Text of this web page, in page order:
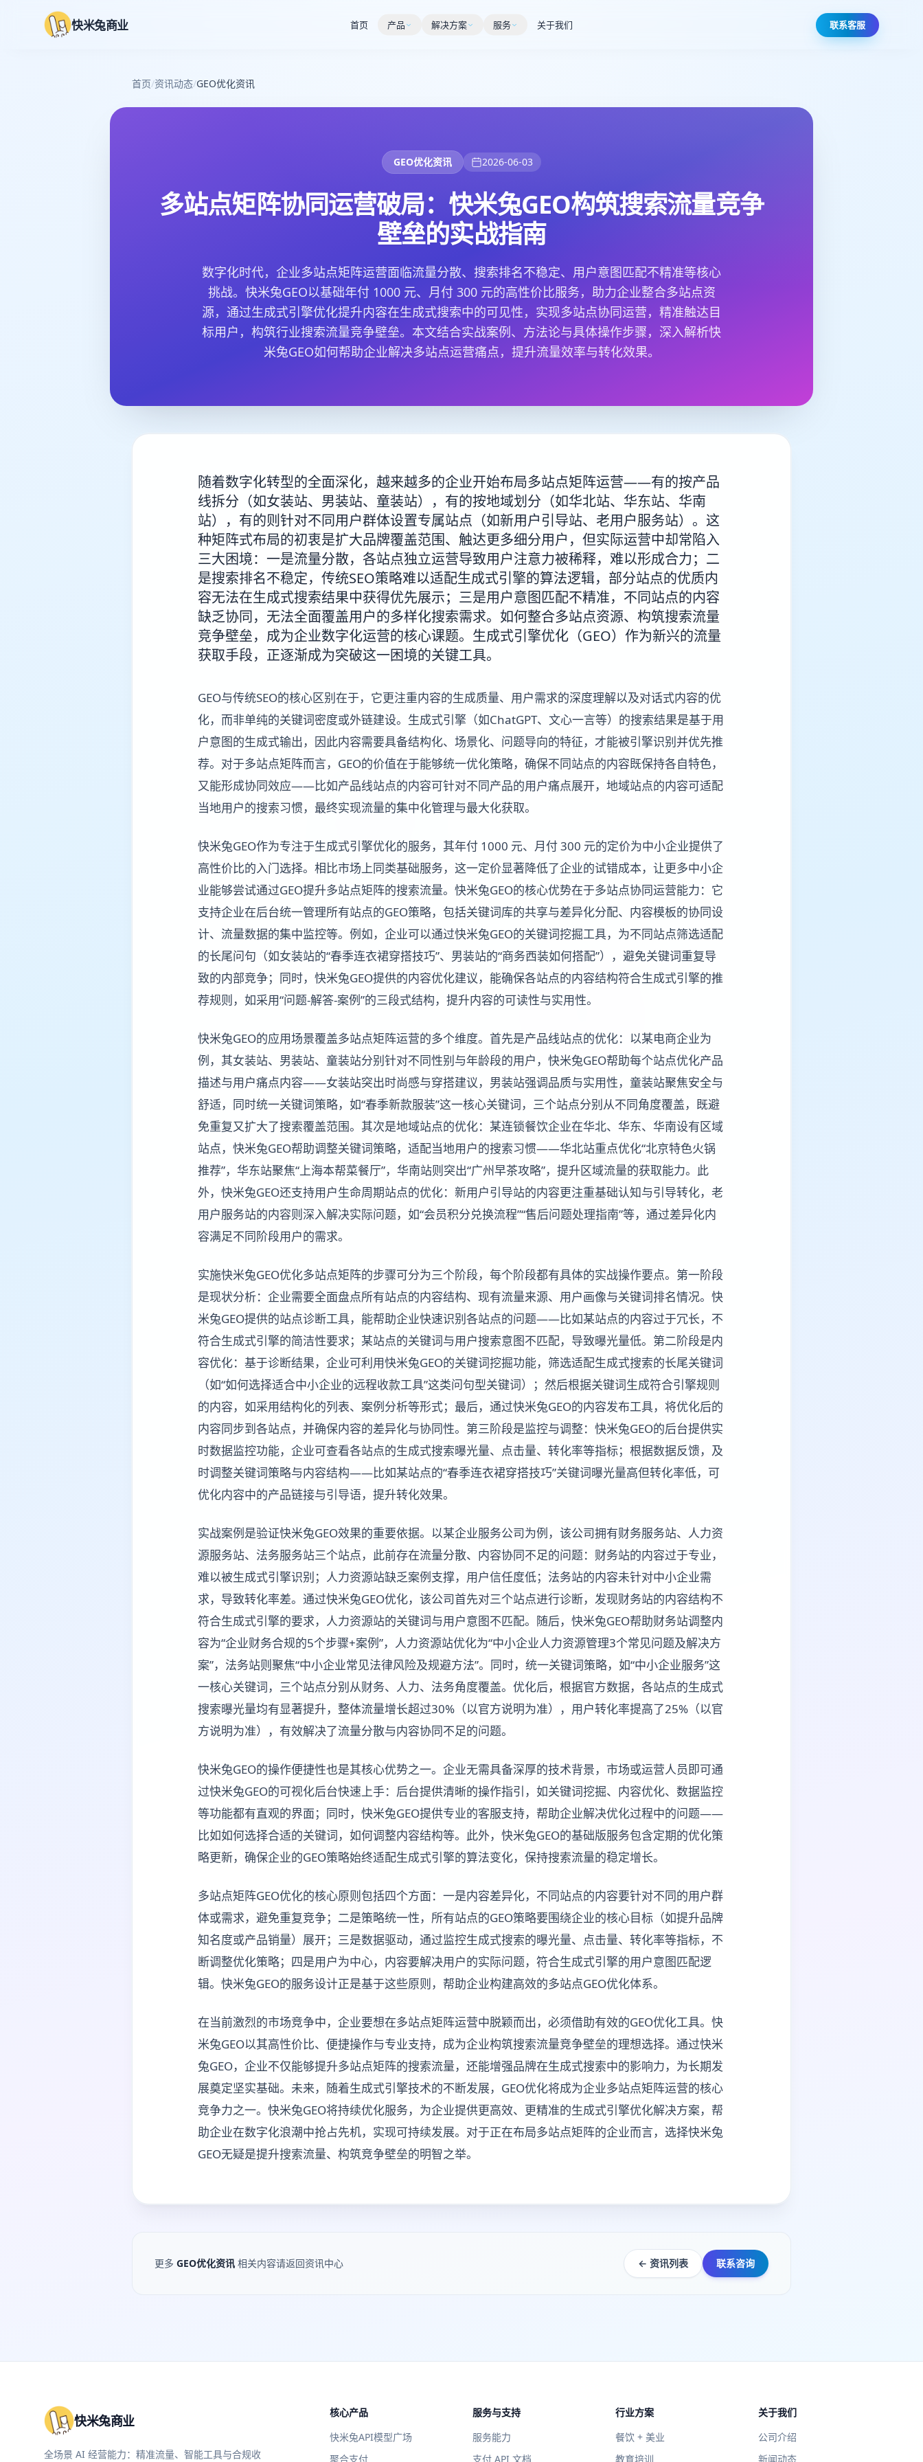
快米兔商业 首页 产品 解决方案 服务 关于我们 联系客服
首页/资讯动态/GEO优化资讯
GEO优化资讯 2026-06-03
多站点矩阵协同运营破局：快米兔GEO构筑搜索流量竞争
壁垒的实战指南
数字化时代，企业多站点矩阵运营面临流量分散、搜索排名不稳定、用户意图匹配不精准等核心
挑战。快米兔GEO以基础年付 1000 元、月付 300 元的高性价比服务，助力企业整合多站点资
源，通过生成式引擎优化提升内容在生成式搜索中的可见性，实现多站点协同运营，精准触达目
标用户，构筑行业搜索流量竞争壁垒。本文结合实战案例、方法论与具体操作步骤，深入解析快
米兔GEO如何帮助企业解决多站点运营痛点，提升流量效率与转化效果。
随着数字化转型的全面深化，越来越多的企业开始布局多站点矩阵运营——有的按产品
线拆分（如女装站、男装站、童装站），有的按地域划分（如华北站、华东站、华南
站），有的则针对不同用户群体设置专属站点（如新用户引导站、老用户服务站）。这
种矩阵式布局的初衷是扩大品牌覆盖范围、触达更多细分用户，但实际运营中却常陷入
三大困境：一是流量分散，各站点独立运营导致用户注意力被稀释，难以形成合力；二
是搜索排名不稳定，传统SEO策略难以适配生成式引擎的算法逻辑，部分站点的优质内
容无法在生成式搜索结果中获得优先展示；三是用户意图匹配不精准，不同站点的内容
缺乏协同，无法全面覆盖用户的多样化搜索需求。如何整合多站点资源、构筑搜索流量
竞争壁垒，成为企业数字化运营的核心课题。生成式引擎优化（GEO）作为新兴的流量
获取手段，正逐渐成为突破这一困境的关键工具。
GEO与传统SEO的核心区别在于，它更注重内容的生成质量、用户需求的深度理解以及对话式内容的优
化，而非单纯的关键词密度或外链建设。生成式引擎（如ChatGPT、文心一言等）的搜索结果是基于用
户意图的生成式输出，因此内容需要具备结构化、场景化、问题导向的特征，才能被引擎识别并优先推
荐。对于多站点矩阵而言，GEO的价值在于能够统一优化策略，确保不同站点的内容既保持各自特色，
又能形成协同效应——比如产品线站点的内容可针对不同产品的用户痛点展开，地域站点的内容可适配
当地用户的搜索习惯，最终实现流量的集中化管理与最大化获取。
快米兔GEO作为专注于生成式引擎优化的服务，其年付 1000 元、月付 300 元的定价为中小企业提供了
高性价比的入门选择。相比市场上同类基础服务，这一定价显著降低了企业的试错成本，让更多中小企
业能够尝试通过GEO提升多站点矩阵的搜索流量。快米兔GEO的核心优势在于多站点协同运营能力：它
支持企业在后台统一管理所有站点的GEO策略，包括关键词库的共享与差异化分配、内容模板的协同设
计、流量数据的集中监控等。例如，企业可以通过快米兔GEO的关键词挖掘工具，为不同站点筛选适配
的长尾问句（如女装站的“春季连衣裙穿搭技巧”、男装站的“商务西装如何搭配”），避免关键词重复导
致的内部竞争；同时，快米兔GEO提供的内容优化建议，能确保各站点的内容结构符合生成式引擎的推
荐规则，如采用“问题-解答-案例”的三段式结构，提升内容的可读性与实用性。
快米兔GEO的应用场景覆盖多站点矩阵运营的多个维度。首先是产品线站点的优化：以某电商企业为
例，其女装站、男装站、童装站分别针对不同性别与年龄段的用户，快米兔GEO帮助每个站点优化产品
描述与用户痛点内容——女装站突出时尚感与穿搭建议，男装站强调品质与实用性，童装站聚焦安全与
舒适，同时统一关键词策略，如“春季新款服装”这一核心关键词，三个站点分别从不同角度覆盖，既避
免重复又扩大了搜索覆盖范围。其次是地域站点的优化：某连锁餐饮企业在华北、华东、华南设有区域
站点，快米兔GEO帮助调整关键词策略，适配当地用户的搜索习惯——华北站重点优化“北京特色火锅
推荐”，华东站聚焦“上海本帮菜餐厅”，华南站则突出“广州早茶攻略”，提升区域流量的获取能力。此
外，快米兔GEO还支持用户生命周期站点的优化：新用户引导站的内容更注重基础认知与引导转化，老
用户服务站的内容则深入解决实际问题，如“会员积分兑换流程”“售后问题处理指南”等，通过差异化内
容满足不同阶段用户的需求。
实施快米兔GEO优化多站点矩阵的步骤可分为三个阶段，每个阶段都有具体的实战操作要点。第一阶段
是现状分析：企业需要全面盘点所有站点的内容结构、现有流量来源、用户画像与关键词排名情况。快
米兔GEO提供的站点诊断工具，能帮助企业快速识别各站点的问题——比如某站点的内容过于冗长，不
符合生成式引擎的简洁性要求；某站点的关键词与用户搜索意图不匹配，导致曝光量低。第二阶段是内
容优化：基于诊断结果，企业可利用快米兔GEO的关键词挖掘功能，筛选适配生成式搜索的长尾关键词
（如“如何选择适合中小企业的远程收款工具”这类问句型关键词）；然后根据关键词生成符合引擎规则
的内容，如采用结构化的列表、案例分析等形式；最后，通过快米兔GEO的内容发布工具，将优化后的
内容同步到各站点，并确保内容的差异化与协同性。第三阶段是监控与调整：快米兔GEO的后台提供实
时数据监控功能，企业可查看各站点的生成式搜索曝光量、点击量、转化率等指标；根据数据反馈，及
时调整关键词策略与内容结构——比如某站点的“春季连衣裙穿搭技巧”关键词曝光量高但转化率低，可
优化内容中的产品链接与引导语，提升转化效果。
实战案例是验证快米兔GEO效果的重要依据。以某企业服务公司为例，该公司拥有财务服务站、人力资
源服务站、法务服务站三个站点，此前存在流量分散、内容协同不足的问题：财务站的内容过于专业，
难以被生成式引擎识别；人力资源站缺乏案例支撑，用户信任度低；法务站的内容未针对中小企业需
求，导致转化率差。通过快米兔GEO优化，该公司首先对三个站点进行诊断，发现财务站的内容结构不
符合生成式引擎的要求，人力资源站的关键词与用户意图不匹配。随后，快米兔GEO帮助财务站调整内
容为“企业财务合规的5个步骤+案例”，人力资源站优化为“中小企业人力资源管理3个常见问题及解决方
案”，法务站则聚焦“中小企业常见法律风险及规避方法”。同时，统一关键词策略，如“中小企业服务”这
一核心关键词，三个站点分别从财务、人力、法务角度覆盖。优化后，根据官方数据，各站点的生成式
搜索曝光量均有显著提升，整体流量增长超过30%（以官方说明为准），用户转化率提高了25%（以官
方说明为准），有效解决了流量分散与内容协同不足的问题。
快米兔GEO的操作便捷性也是其核心优势之一。企业无需具备深厚的技术背景，市场或运营人员即可通
过快米兔GEO的可视化后台快速上手：后台提供清晰的操作指引，如关键词挖掘、内容优化、数据监控
等功能都有直观的界面；同时，快米兔GEO提供专业的客服支持，帮助企业解决优化过程中的问题——
比如如何选择合适的关键词，如何调整内容结构等。此外，快米兔GEO的基础版服务包含定期的优化策
略更新，确保企业的GEO策略始终适配生成式引擎的算法变化，保持搜索流量的稳定增长。
多站点矩阵GEO优化的核心原则包括四个方面：一是内容差异化，不同站点的内容要针对不同的用户群
体或需求，避免重复竞争；二是策略统一性，所有站点的GEO策略要围绕企业的核心目标（如提升品牌
知名度或产品销量）展开；三是数据驱动，通过监控生成式搜索的曝光量、点击量、转化率等指标，不
断调整优化策略；四是用户为中心，内容要解决用户的实际问题，符合生成式引擎的用户意图匹配逻
辑。快米兔GEO的服务设计正是基于这些原则，帮助企业构建高效的多站点GEO优化体系。
在当前激烈的市场竞争中，企业要想在多站点矩阵运营中脱颖而出，必须借助有效的GEO优化工具。快
米兔GEO以其高性价比、便捷操作与专业支持，成为企业构筑搜索流量竞争壁垒的理想选择。通过快米
兔GEO，企业不仅能够提升多站点矩阵的搜索流量，还能增强品牌在生成式搜索中的影响力，为长期发
展奠定坚实基础。未来，随着生成式引擎技术的不断发展，GEO优化将成为企业多站点矩阵运营的核心
竞争力之一。快米兔GEO将持续优化服务，为企业提供更高效、更精准的生成式引擎优化解决方案，帮
助企业在数字化浪潮中抢占先机，实现可持续发展。对于正在布局多站点矩阵的企业而言，选择快米兔
GEO无疑是提升搜索流量、构筑竞争壁垒的明智之举。
更多 GEO优化资讯 相关内容请返回资讯中心 ← 资讯列表 联系咨询
快米兔商业
全场景 AI 经营能力：精准流量、智能工具与合规收
核心产品
快米兔API模型广场
聚合支付
服务与支持
服务能力
支付 API 文档
行业方案
餐饮 + 美业
教育培训
关于我们
公司介绍
新闻动态